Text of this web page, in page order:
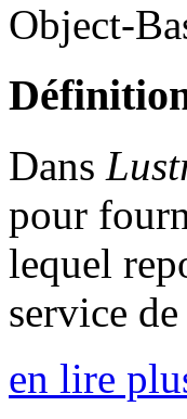
Object-
Dans
pour
lequel
service
en lire